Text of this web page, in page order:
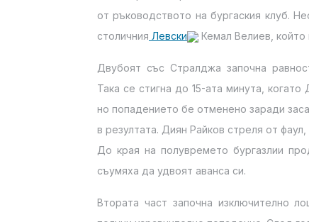
от ръководството на бургаския клуб.
столичния Левски Кемал Велиев,
Двубоят със Стралджа започна
Така се стигна до 15-ата минута,
но попадението бе отменено заради
в резултата. Диян Райков стреля от
До края на полувремето бургазлии
съумяха да удвоят аванса си.
Втората част започна изключително